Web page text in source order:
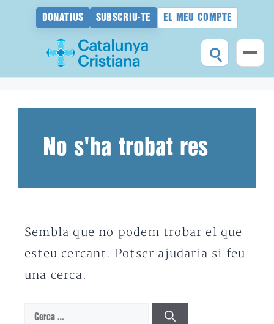
DONATIUS SUBSCRIU-TE EL MEU COMPTE
No s'ha trobat res
Sembla que no podem trobar el que
esteu cercant. Potser ajudaria si feu
una cerca.
Cerca: